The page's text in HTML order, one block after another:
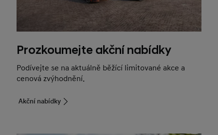
Prozkoumejte akční nabídky
Podívejte se na aktuálně běžící limitované akce a
cenová zvýhodnění.
Akční nabídky